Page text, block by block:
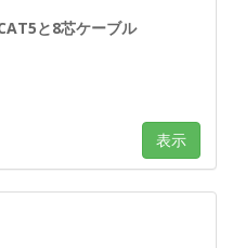
と8芯ケーブル
表示